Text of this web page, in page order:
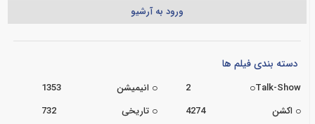
ورود به آرشیو
دسته بندی فیلم ها
Talk-Show
2 انیمیشن
1353
اکشن
4274 تاریخی
732